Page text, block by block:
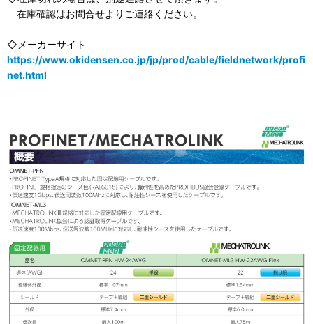
在庫確認はお問合せよりご連絡ください。
◇メーカーサイト
https://www.okidensen.co.jp/jp/prod/cable/fieldnetwork/profi
net.html